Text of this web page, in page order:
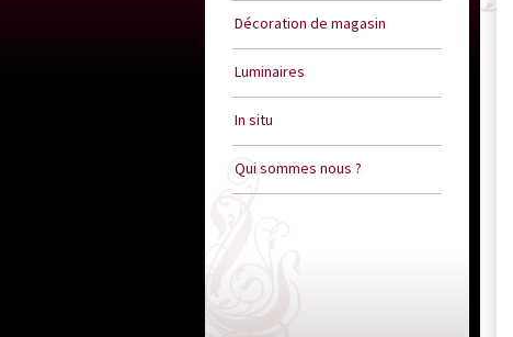
Décoration de magasin
Luminaires
In situ
Qui sommes nous ?